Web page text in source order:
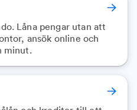
Låna pengar utan att
ansök online och
minut.